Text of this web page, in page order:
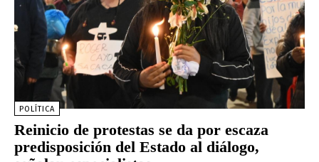
POLÍTICA
Reinicio de protestas se da por escaza
predisposición del Estado al diálogo,